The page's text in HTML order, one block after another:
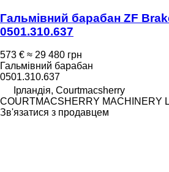
Гальмівний барабан ZF
0501.310.637
573 € ≈ 29 480 грн
Гальмівний барабан
0501.310.637
Ірландія, Courtmacsherry
COURTMACSHERRY MACHINERY
Зв'язатися з продавцем